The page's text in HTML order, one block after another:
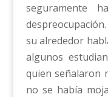
seguramente
su alrededor
algunos
quien señalaron
no se había